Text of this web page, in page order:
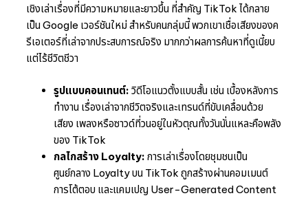
เชิงเล่าเรื่องที่มีความหมายและยาวขึ้น ที่สำคัญ TikTok ได้กลาย
เป็น Google เวอร์ชันใหม่ สำหรับคนกลุ่มนี้ พวกเขาเชื่อเสียงของค
รีเอเตอร์ที่เล่าจากประสบการณ์จริง มากกว่าผลการค้นหาที่ดูเนี้ยบ
แต่ไร้ชีวิตชีวา
รูปแบบคอนเทนต์: วิดีโอแนวตั้งแบบสั้น เช่น เบื้องหลังการ
ทำงาน เรื่องเล่าจากชีวิตจริงและเทรนด์ที่ขับเคลื่อนด้วย
เสียง เพลงหรือซาวด์ที่วนอยู่ในหัวตุณทั้งวันนั่นแหละคือพลัง
ของ TikTok
กลไกสร้าง Loyalty: การเล่าเรื่องโดยชุมชนเป็น
ศูนย์กลาง Loyalty บน TikTok ถูกสร้างผ่านคอมเมนต์
การโต้ตอบ และแคมเปญ User-Generated Content